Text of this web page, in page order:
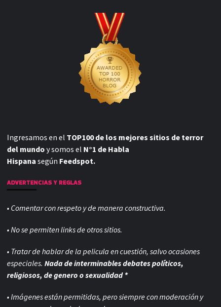
Ingresamos en el TOP100 de los mejores sitios de terror
del mundo y somos el N°1 de Habla
Hispana según Feedspot.
ADVERTENCIAS Y REGLAS
• Comentar con respeto y de manera constructiva.
• No se permiten links de otros sitios.
• Tratar de hablar de la pelicula en cuestión, salvo ocasiones
especiales. Nada de interminables debates políticos,
religiosos, de genero o sexualidad *
• Imágenes están permitidas, pero siempre conmoderación y